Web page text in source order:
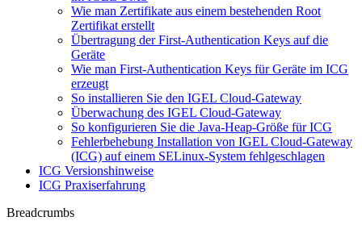
Wie man Zertifikate aus einem bestehenden Root
Zertifikat erstellt
Übertragung der First-Authentication Keys auf die
Geräte
Wie man First-Authentication Keys für Geräte im ICG
erzeugt
So installieren Sie den IGEL Cloud-Gateway
Überwachung des IGEL Cloud-Gateway
So konfigurieren Sie die Java-Heap-Größe für ICG
Fehlerbehebung Installation von IGEL Cloud-Gateway
(ICG) auf einem SELinux-System fehlgeschlagen
ICG Versionshinweise
ICG Praxiserfahrung
Breadcrumbs